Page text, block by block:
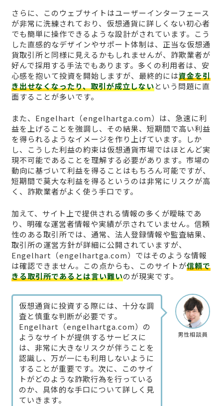
さらに、このウェブサイトはユーザーインターフェース
が非常に洗練されており、仮想通貨に詳しくない初心者
でも簡単に操作できるような設計がされています。こう
した直感的なデザインやサポート体制は、正当な仮想通
貨取引所と同様に見えるかもしれませんが、詐欺業者が
好んで採用する手法でもあります。多くの利用者は、安
心感を抱いて投資を開始しますが、最終的には資金を引
き出せなくなったり、取引が成立しないという問題に直
面することが多いです。
また、Engelhart（engelhartga.com）は、急速に利
益を上げることを強調し、その結果、短期間で高い利益
を得られるようなイメージを作り上げています。しか
し、こうした利益の約束は仮想通貨市場ではほとんど実
現不可能であることを理解する必要があります。市場の
動向に基づいて利益を得ることはもちろん可能ですが、
短期間で莫大な利益を得るというのは非常にリスクが高
く、詐欺業者がよく使う手口です。
加えて、サイト上で提供される情報の多くが曖昧であ
り、明確な運営者情報や実績が示されていません。信頼
性のある取引所では、通常、法人登録情報や監査結果、
取引所の運営方針が詳細に公開されていますが、
Engelhart（engelhartga.com）ではそのような情報
は確認できません。この点からも、このサイトが信頼で
きる取引所であるとは言い難いのが現実です。
男性相談員
仮想通貨に投資する際には、十分な調
査と慎重な判断が必要です。
Engelhart（engelhartga.com）の
ようなサイトが提供するサービスに
は、非常に大きなリスクが伴うことを
認識し、万が一にも利用しないように
することが重要です。次に、このサイ
トがどのような詐欺行為を行っている
のか、具体的な手口について詳しく見
ていきます。